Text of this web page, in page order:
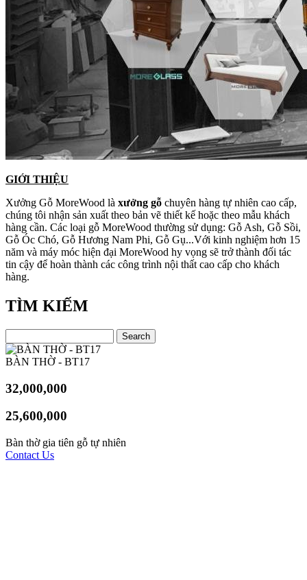
GIỚI THIỆU
Xưởng Gỗ MoreWood là xưởng gỗ chuyên hàng tự nhiên cao cấp,
chúng tôi nhận sản xuất theo bản vẽ thiết kế hoặc theo mẫu khách
hàng cần. Các loại gỗ MoreWood thường sử dụng: Gỗ Ash, Gỗ Sồi,
Gỗ Óc Chó, Gỗ Hương Nam Phi, Gỗ Gụ...Với kinh nghiệm hơn 15
năm và máy móc hiện đại MoreWood hy vọng sẽ trở thành đối tác
tin cậy để hoàn thành các công trình nội thất cao cấp cho khách
hàng.
TÌM KIẾM
BÀN THỜ - BT17
32,000,000
25,600,000
Bàn thờ gia tiên gỗ tự nhiên
Contact Us